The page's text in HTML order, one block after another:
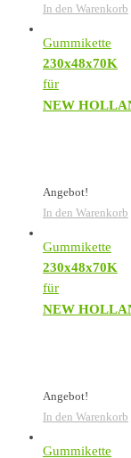
In den Warenkorb
Gummikette
230x48x70K
für
NEW
Angebot!
In den Warenkorb
Gummikette
230x48x70K
für
NEW
Angebot!
In den Warenkorb
Gummikette